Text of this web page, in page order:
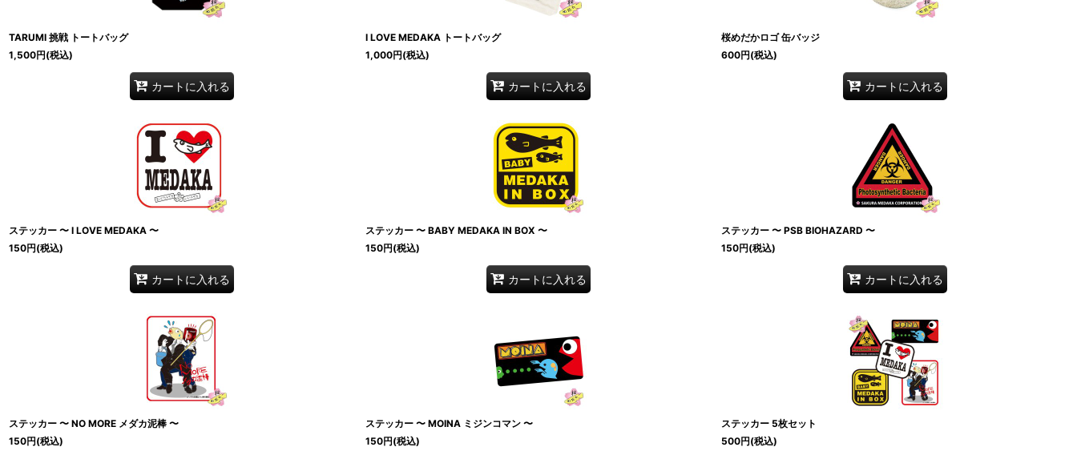
TARUMI 挑戦 トートバッグ
1,500円(税込)
カートに入れる
I LOVE MEDAKA トートバッグ
1,000円(税込)
カートに入れる
桜めだかロゴ 缶バッジ
600円(税込)
カートに入れる
ステッカー 〜 I LOVE MEDAKA 〜
150円(税込)
カートに入れる
ステッカー 〜 BABY MEDAKA IN BOX 〜
150円(税込)
カートに入れる
ステッカー 〜 PSB BIOHAZARD 〜
150円(税込)
カートに入れる
ステッカー 〜 NO MORE メダカ泥棒 〜
150円(税込)
ステッカー 〜 MOINA ミジンコマン 〜
150円(税込)
ステッカー 5枚セット
500円(税込)